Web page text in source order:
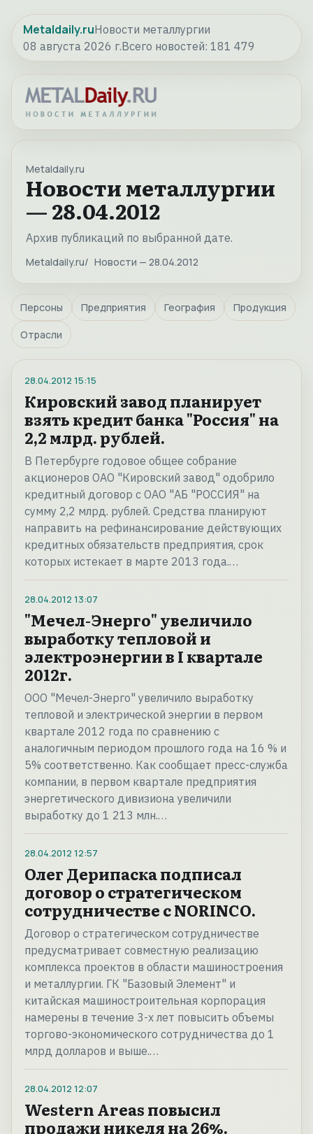
Metaldaily.ruНовости металлургии
08 августа 2026 г.Всего новостей: 181 479
Metaldaily.ru
Новости металлургии
— 28.04.2012
Архив публикаций по выбранной дате.
Metaldaily.ru Новости — 28.04.2012
Персоны Предприятия География Продукция
Отрасли
28.04.2012 15:15
Кировский завод планирует
взять кредит банка "Россия" на
2,2 млрд. рублей.
В Петербурге годовое общее собрание
акционеров ОАО "Кировский завод" одобрило
кредитный договор с ОАО "АБ "РОССИЯ" на
сумму 2,2 млрд. рублей. Средства планируют
направить на рефинансирование действующих
кредитных обязательств предприятия, срок
которых истекает в марте 2013 года.…
28.04.2012 13:07
"Мечел-Энерго" увеличило
выработку тепловой и
электроэнергии в I квартале
2012г.
ООО "Мечел-Энерго" увеличило выработку
тепловой и электрической энергии в первом
квартале 2012 года по сравнению с
аналогичным периодом прошлого года на 16 % и
5% соответственно. Как сообщает пресс-служба
компании, в первом квартале предприятия
энергетического дивизиона увеличили
выработку до 1 213 млн.…
28.04.2012 12:57
Олег Дерипаска подписал
договор о стратегическом
сотрудничестве с NORINСО.
Договор о стратегическом сотрудничестве
предусматривает совместную реализацию
комплекса проектов в области машиностроения
и металлургии. ГК "Базовый Элемент" и
китайская машиностроительная корпорация
намерены в течение 3-х лет повысить объемы
торгово-экономического сотрудничества до 1
млрд долларов и выше.…
28.04.2012 12:07
Western Areas повысил
продажи никеля на 26%.